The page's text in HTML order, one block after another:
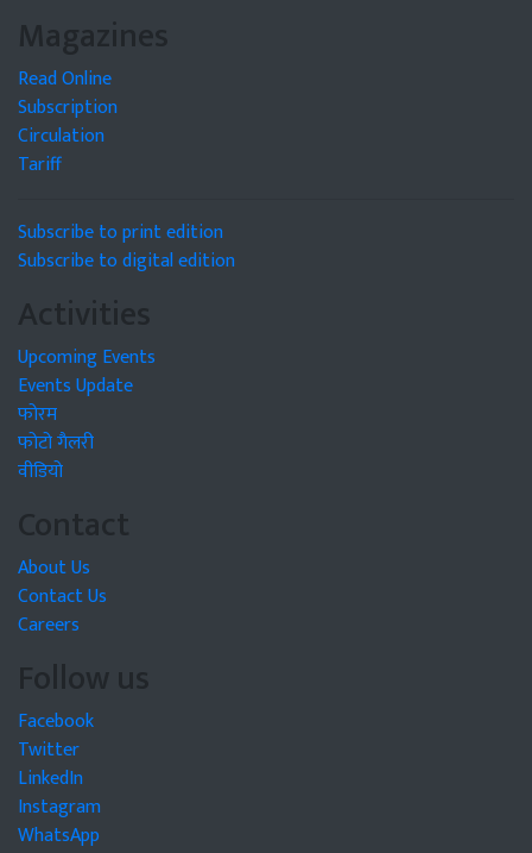
Magazines
Read Online
Subscription
Circulation
Tariff
Subscribe to print edition
Subscribe to digital edition
Activities
Upcoming Events
Events Update
फोरम
फोटो गैलरी
वीडियो
Contact
About Us
Contact Us
Careers
Follow us
Facebook
Twitter
LinkedIn
Instagram
WhatsApp